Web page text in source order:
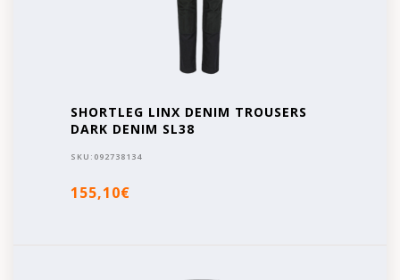
SHORTLEG LINX DENIM TROUSERS
DARK DENIM SL38
SKU: 092738134
155,10€